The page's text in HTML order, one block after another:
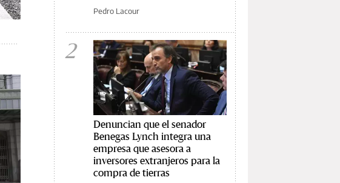
Pedro Lacour
2
Denuncian que el senador
Benegas Lynch integra una
empresa que asesora a
inversores extranjeros para la
compra de tierras